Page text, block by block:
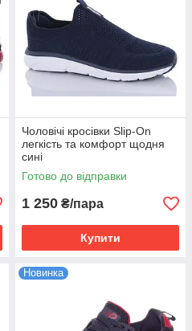
Чоловічі кросівки Slip-On
легкість та комфорт щодня
сині
Готово до відправки
1 250 ₴/пара
Купити
Новинка